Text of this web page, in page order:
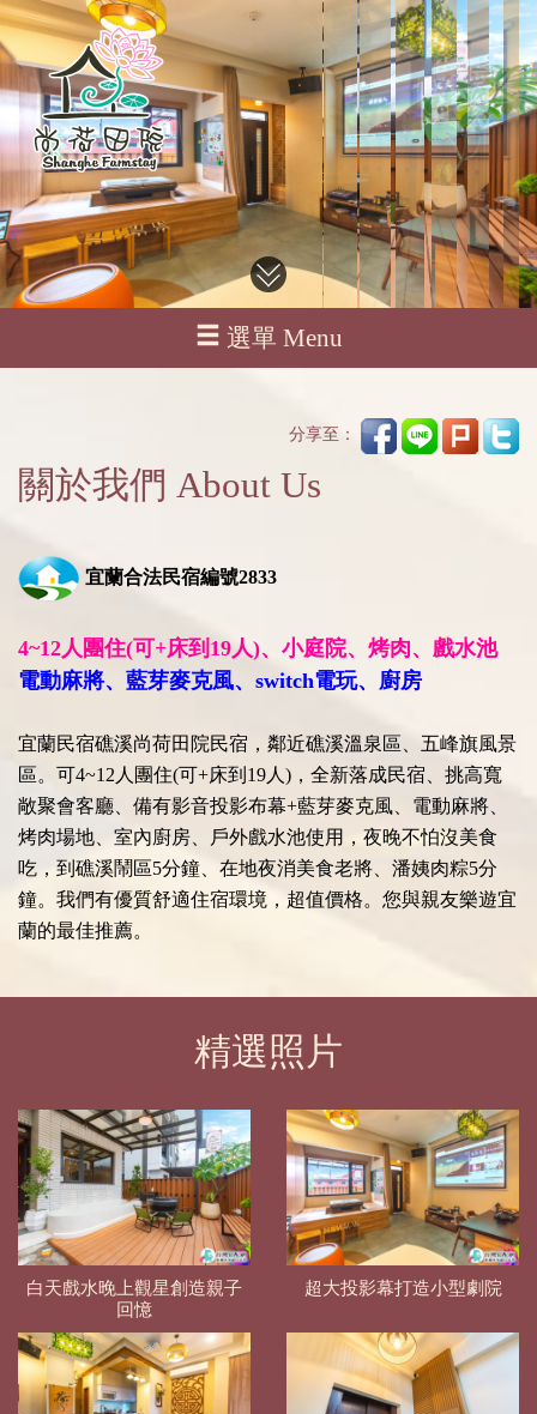
選單 Menu
分享至：
關於我們 About Us
宜蘭合法民宿編號2833
4~12人團住(可+床到19人)、小庭院、烤肉、戲水池
電動麻將、藍芽麥克風、switch電玩、廚房
宜蘭民宿礁溪尚荷田院民宿，鄰近礁溪溫泉區、五峰旗風景
區。可4~12人團住(可+床到19人)，全新落成民宿、挑高寬
敞聚會客廳、備有影音投影布幕+藍芽麥克風、電動麻將、
烤肉場地、室內廚房、戶外戲水池使用，夜晚不怕沒美食
吃，到礁溪鬧區5分鐘、在地夜消美食老將、潘姨肉粽5分
鐘。我們有優質舒適住宿環境，超值價格。您與親友樂遊宜
蘭的最佳推薦。
精選照片
白天戲水晚上觀星創造親子
回憶
超大投影幕打造小型劇院